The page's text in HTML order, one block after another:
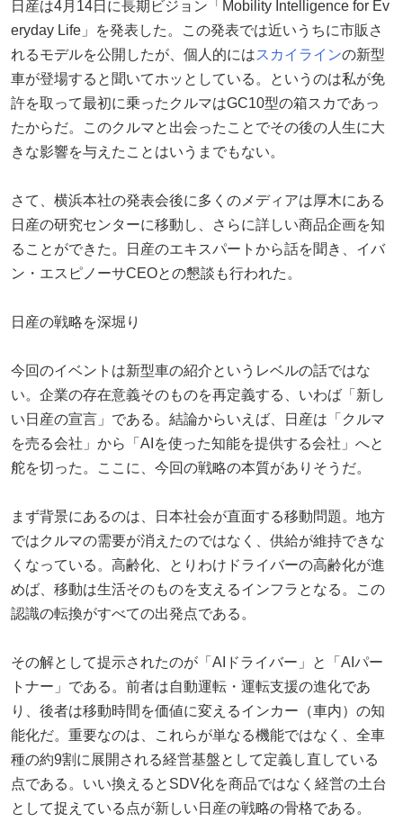
日産は4月14日に長期ビジョン「Mobility Intelligence for Ev
eryday Life」を発表した。この発表では近いうちに市販さ
れるモデルを公開したが、個人的にはスカイラインの新型
車が登場すると聞いてホッとしている。というのは私が免
許を取って最初に乗ったクルマはGC10型の箱スカであっ
たからだ。このクルマと出会ったことでその後の人生に大
きな影響を与えたことはいうまでもない。
さて、横浜本社の発表会後に多くのメディアは厚木にある
日産の研究センターに移動し、さらに詳しい商品企画を知
ることができた。日産のエキスパートから話を聞き、イバ
ン・エスピノーサCEOとの懇談も行われた。
日産の戦略を深堀り
今回のイベントは新型車の紹介というレベルの話ではな
い。企業の存在意義そのものを再定義する、いわば「新し
い日産の宣言」である。結論からいえば、日産は「クルマ
を売る会社」から「AIを使った知能を提供する会社」へと
舵を切った。ここに、今回の戦略の本質がありそうだ。
まず背景にあるのは、日本社会が直面する移動問題。地方
ではクルマの需要が消えたのではなく、供給が維持できな
くなっている。高齢化、とりわけドライバーの高齢化が進
めば、移動は生活そのものを支えるインフラとなる。この
認識の転換がすべての出発点である。
その解として提示されたのが「AIドライバー」と「AIパー
トナー」である。前者は自動運転・運転支援の進化であ
り、後者は移動時間を価値に変えるインカー（車内）の知
能化だ。重要なのは、これらが単なる機能ではなく、全車
種の約9割に展開される経営基盤として定義し直している
点である。いい換えるとSDV化を商品ではなく経営の土台
として捉えている点が新しい日産の戦略の骨格である。